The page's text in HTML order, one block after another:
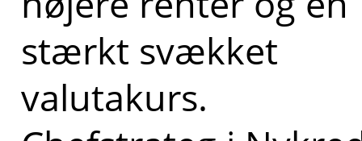
stærkt svækket
valutakurs.